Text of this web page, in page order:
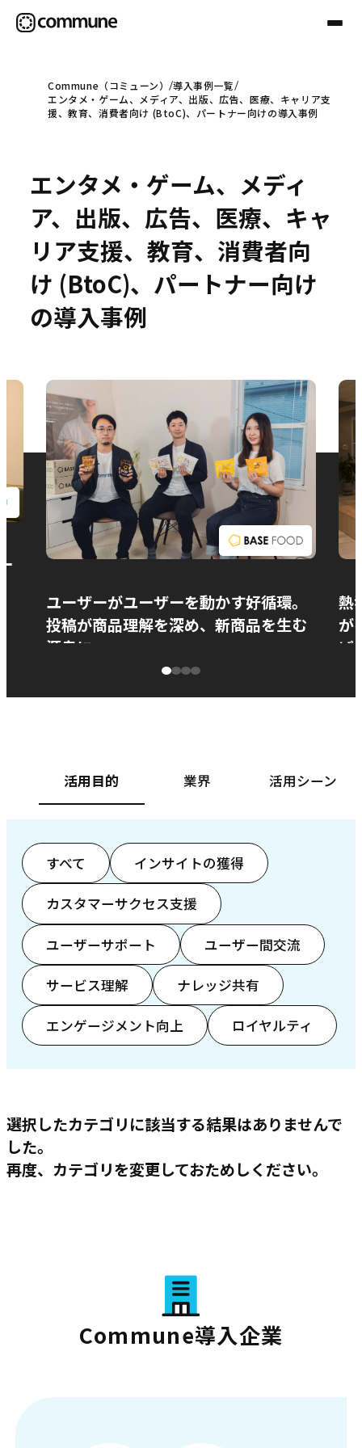
Communeについて
事例
セミナー
お問い合わせ
Commune（コミューン）
導入事例一覧
エンタメ・ゲーム、メディア、出版、広告、医療、キャリア支
援、教育、消費者向け (BtoC)、パートナー向けの導入事例
エンタメ・ゲーム、メディ
ア、出版、広告、医療、キャ
リア支援、教育、消費者向
け (BtoC)、パートナー向け
の導入事例
ユーザーがユーザーを動かす好循環。
投稿が商品理解を深め、新商品を生む
源泉に
熱
が
ぱ
活用目的 業界 活用シーン
すべて インサイトの獲得
カスタマーサクセス支援
ユーザーサポート ユーザー間交流
サービス理解 ナレッジ共有
エンゲージメント向上 ロイヤルティ
選択したカテゴリに該当する結果はありませんで
した。
再度、カテゴリを変更しておためしください。
Commune導入企業